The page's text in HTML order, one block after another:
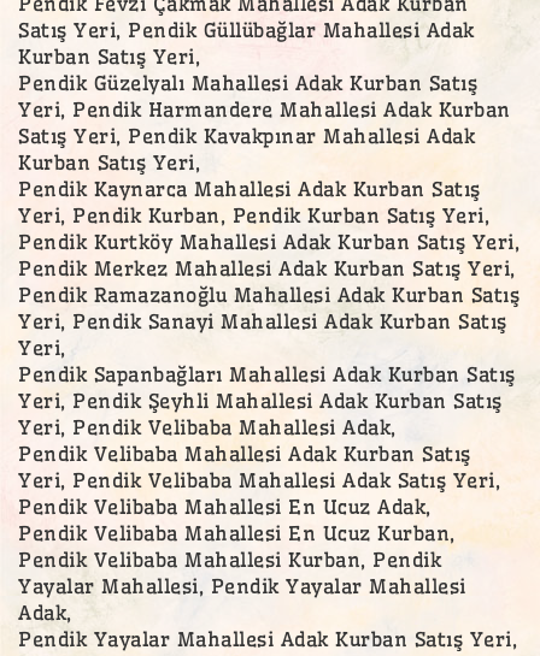
Satış Yeri, Pendik Güllübağlar Mahallesi Adak
Kurban Satış Yeri,
Pendik Güzelyalı Mahallesi Adak Kurban Satış
Yeri, Pendik Harmandere Mahallesi Adak Kurban
Satış Yeri, Pendik Kavakpınar Mahallesi Adak
Kurban Satış Yeri,
Pendik Kaynarca Mahallesi Adak Kurban Satış
Yeri, Pendik Kurban, Pendik Kurban Satış Yeri,
Pendik Kurtköy Mahallesi Adak Kurban Satış Yeri,
Pendik Merkez Mahallesi Adak Kurban Satış Yeri,
Pendik Ramazanoğlu Mahallesi Adak Kurban Satış
Yeri, Pendik Sanayi Mahallesi Adak Kurban Satış
Yeri,
Pendik Sapanbağları Mahallesi Adak Kurban Satış
Yeri, Pendik Şeyhli Mahallesi Adak Kurban Satış
Yeri, Pendik Velibaba Mahallesi Adak,
Pendik Velibaba Mahallesi Adak Kurban Satış
Yeri, Pendik Velibaba Mahallesi Adak Satış Yeri,
Pendik Velibaba Mahallesi En Ucuz Adak,
Pendik Velibaba Mahallesi En Ucuz Kurban,
Pendik Velibaba Mahallesi Kurban, Pendik
Yayalar Mahallesi, Pendik Yayalar Mahallesi
Adak,
Pendik Yayalar Mahallesi Adak Kurban Satış Yeri,